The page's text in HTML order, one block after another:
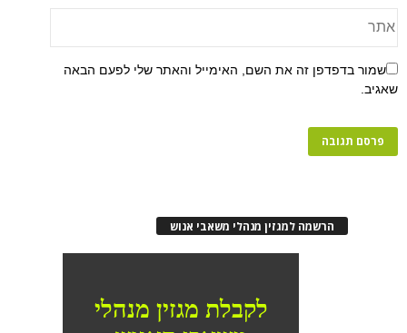
זה את השם, האימייל והאתר שלי לפעם הבאה
הרשמה למגזין מנהלי משאבי אנוש